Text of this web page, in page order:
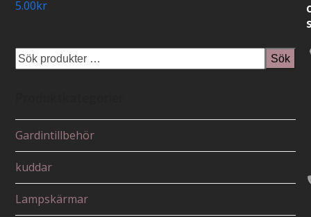
5.00kr
Sök
Gardintillbehör
kuddar
Lampskärmar